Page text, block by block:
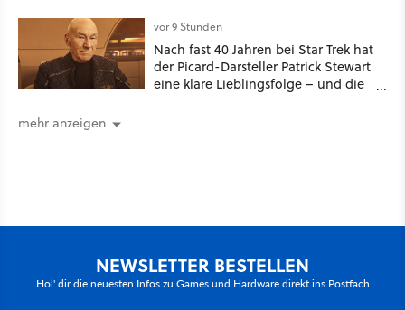
mehr an [Best of GameStar]
vor 9 Stunden
Nach fast 40 Jahren bei Star Trek hat
der Picard-Darsteller Patrick Stewart
eine klare Lieblingsfolge – und die
mehr anzeigen
NEWSLETTER BESTELLEN
Hol' dir die neuesten Infos zu Games und Hardware direkt ins Postfach